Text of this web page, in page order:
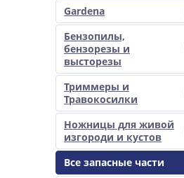
Gardena
Бензопилы,
бензорезы и
высторезы
Триммеры и
Травокосилки
Ножницы для живой
изгороди и кустов
Все запасные части